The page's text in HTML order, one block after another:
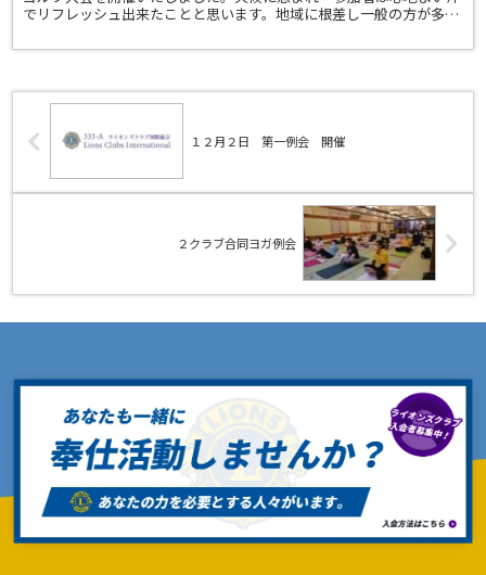
でリフレッシュ出来たことと思います。地域に根差し一般の方が多く
１２月２日 第一例会 開催
２クラブ合同ヨガ例会